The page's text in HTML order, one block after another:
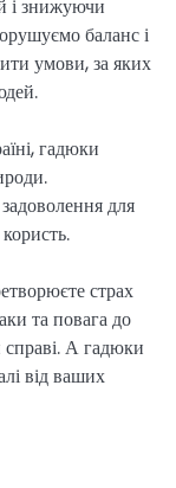
і знижуючи
баланс і
умови, за яких
гадюки
для
страх
та повага до
А гадюки
від ваших